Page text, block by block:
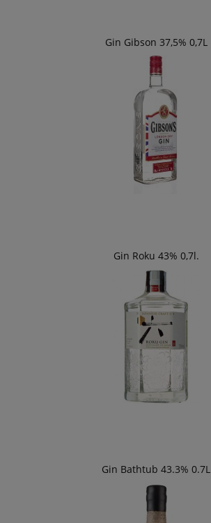
Gin Gibson 37,5% 0,7L
Gin Roku 43% 0,7l.
Gin Bathtub 43.3% 0.7L